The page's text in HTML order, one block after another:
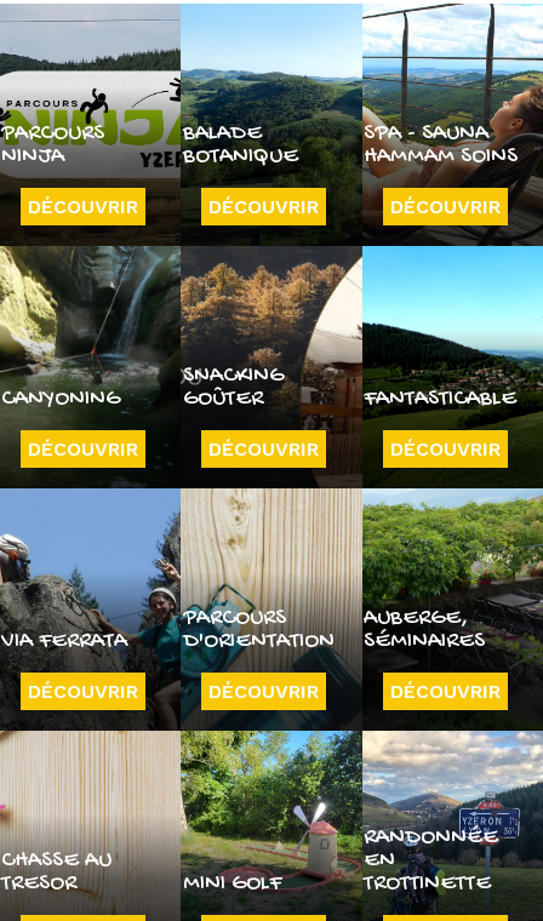
PARCOURS
NINJA
DÉCOUVRIR
BALADE
BOTANIQUE
DÉCOUVRIR
SPA - SAUNA
HAMMAM SOINS
DÉCOUVRIR
CANYONING
DÉCOUVRIR
SNACKING
GOÛTER
DÉCOUVRIR
FANTASTICABLE
DÉCOUVRIR
VIA FERRATA
DÉCOUVRIR
PARCOURS
D'ORIENTATION
DÉCOUVRIR
AUBERGE,
SÉMINAIRES
DÉCOUVRIR
CHASSE AU
TRESOR
MINI GOLF
RANDONNÉE
EN
TROTTINETTE